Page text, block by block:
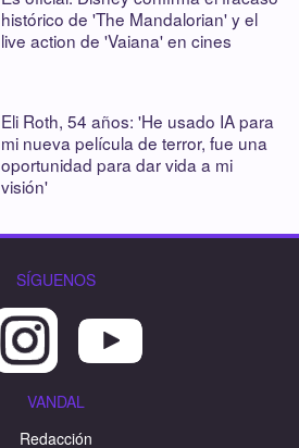
histórico de 'The Mandalorian' y el
live action de 'Vaiana' en cines
Eli Roth, 54 años: 'He usado IA para
mi nueva película de terror, fue una
oportunidad para dar vida a mi
visión'
SÍGUENOS
VANDAL
Redacción